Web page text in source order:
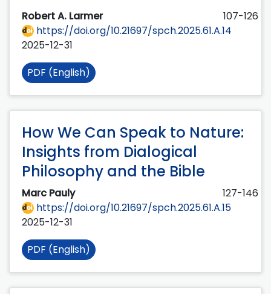
Robert A. Larmer
107-126
https://doi.org/10.21697/spch.2025.61.A.14
2025-12-31
PDF (English)
How We Can Speak to Nature:
Insights from Dialogical
Philosophy and the Bible
Marc Pauly
127-146
https://doi.org/10.21697/spch.2025.61.A.15
2025-12-31
PDF (English)